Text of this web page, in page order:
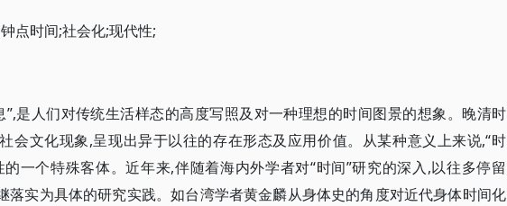
点时间;社会化;现代性;
”,是人们对传统生活样态的高度写照及对一种理想的时间图景的想象。晚清时
会文化现象,呈现出异于以往的存在形态及应用价值。从某种意义上来说,“时
一个特殊客体。近年来,伴随着海内外学者对“时间”研究的深入,以往多停留
落实为具体的研究实践。如台湾学者黄金麟从身体史的角度对近代身体时间化